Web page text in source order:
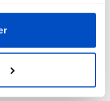
où vous passez
réserve le droit
les éventuels
ne sont pas
des produits.